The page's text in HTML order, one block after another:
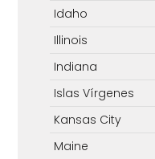
Idaho
Illinois
Indiana
Islas Vírgenes
Kansas City
Maine